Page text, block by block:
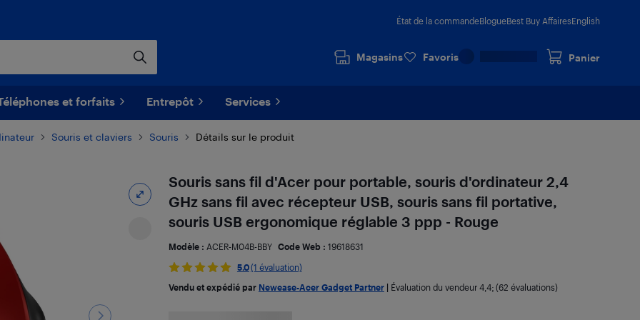
État de la commandeBlogueBest Buy AffairesEnglish
Magasins Favoris Panier
et forfaits Entrepôt Services
Souris et claviers Souris Détails sur le produit
Souris sans fil d'Acer pour portable, souris d'ordinateur 2,4
GHz sans fil avec récepteur USB, souris sans fil portative,
souris USB ergonomique réglable 3 ppp - Rouge
Modèle : ACER-M04B-BBY Code Web : 19618631
5.0(1 évaluation)
Vendu et expédié par Newease-Acer Gadget Partner| Évaluation du vendeur 4,4; (62 évaluations)